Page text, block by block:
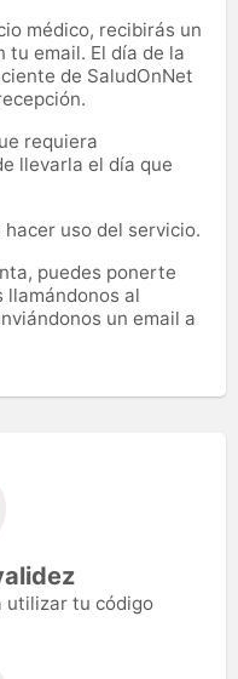
médico, recibirás un
tu email. El día de la
de SaludOnNet
requiera
llevarla el día que
uso del servicio.
puedes ponerte
al
un email a
utilizar tu código